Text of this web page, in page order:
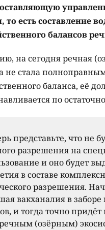
то есть составление
балансов
на сегодня речная
не стала
баланса, её
по
представьте, что не
разрешения на
и оно будет
в составе
разрешения.
вакханалия в
и тогда точно придёт
(озёрным)